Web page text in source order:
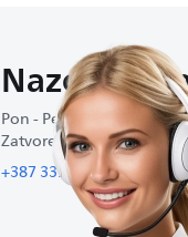
Nazovite
Pon - Pet : 9:00-16:30
Zatvoreno vikendom
+387 339 11 3 77